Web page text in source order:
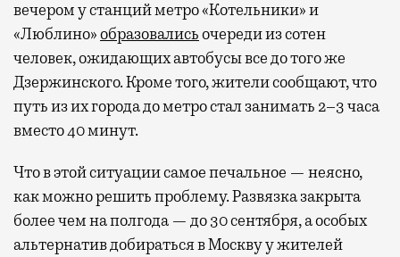
вечером у станций метро «Котельники» и
«Люблино»образовалисьочереди из сотен
человек, ожидающих автобусы все до того же
Дзержинского. Кроме того, жители сообщают, что
путь из их города до метро стал занимать 2–3 часа
вместо 40 минут.
Что в этой ситуации самое печальное — неясно,
как можно решить проблему. Развязка закрыта
более чем на полгода — до 30 сентября, а особых
альтернатив добираться в Москву у жителей